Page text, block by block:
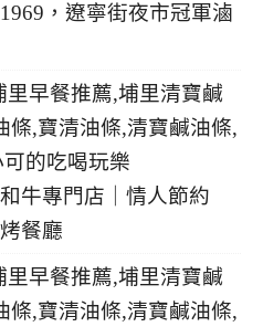
，遼寧街夜市冠軍滷
牛專門店｜情人節約
餐廳